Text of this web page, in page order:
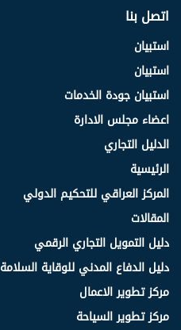
اتصل بنا
استبيان
استبيان
استبيان جودة الخدمات
اعضاء مجلس الادارة
الدليل التجاري
الرئيسية
المركز العراقي للتحكيم الدولي
المقالات
دليل التمويل التجاري الرقمي
دليل الدفاع المدني للوقاية السلامة
مركز تطوير الاعمال
مركز تطوير السياحة